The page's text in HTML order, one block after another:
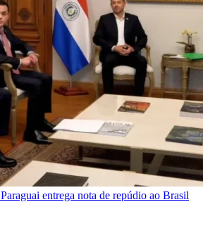
Paraguai entrega nota de repúdio ao Brasil